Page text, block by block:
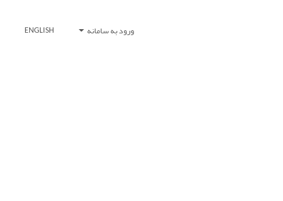
ورود به سامانه ENGLISH